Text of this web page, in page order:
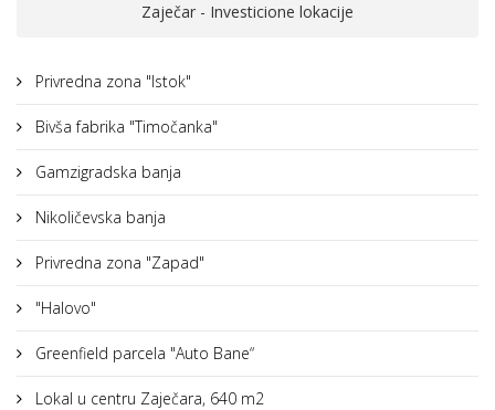
Zaječar - Investicione lokacije
Privredna zona "Istok"
Bivša fabrika "Timočanka"
Gamzigradska banja
Nikoličevska banja
Privredna zona "Zapad"
"Halovo"
Greenfield parcela "Auto Bane“
Lokal u centru Zaječara, 640 m2